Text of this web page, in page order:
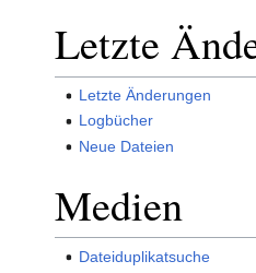
Letzte
Letzte Änderungen
Logbücher
Neue Dateien
Medien
Dateiduplikatsuche